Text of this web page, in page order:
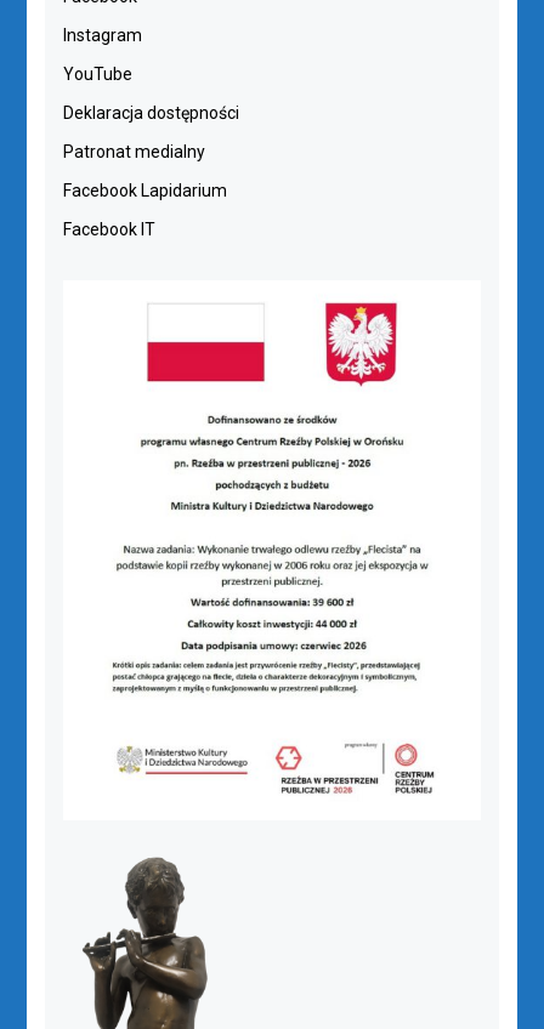
Instagram
YouTube
Deklaracja dostępności
Patronat medialny
Facebook Lapidarium
Facebook IT